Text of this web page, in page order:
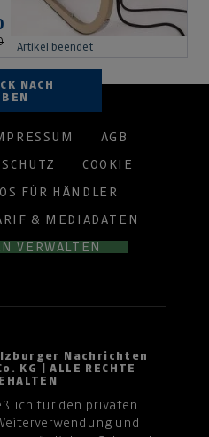
Artikel beendet
NACH
Nachrichten
KG | ALLE RECHTE
für den privaten
und
AGB
COOKIE
FÜR HÄNDLER
& MEDIADATEN
VERWALTEN